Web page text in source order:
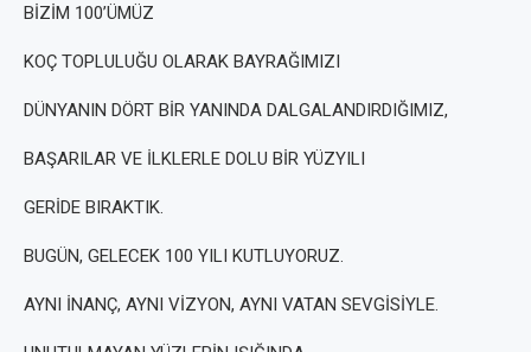
BİZİM 100’ÜMÜZ
KOÇ TOPLULUĞU OLARAK BAYRAĞIMIZI
DÜNYANIN DÖRT BİR YANINDA DALGALANDIRDIĞIMIZ,
BAŞARILAR VE İLKLERLE DOLU BİR YÜZYILI
GERİDE BIRAKTIK.
BUGÜN, GELECEK 100 YILI KUTLUYORUZ.
AYNI İNANÇ, AYNI VİZYON, AYNI VATAN SEVGİSİYLE.